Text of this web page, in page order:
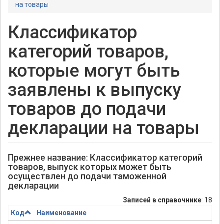
на товары
Классификатор
категорий товаров,
которые могут быть
заявлены к выпуску
товаров до подачи
декларации на товары
Прежнее название: Классификатор категорий
товаров, выпуск которых может быть
осуществлен до подачи таможенной
декларации
Записей в справочнике: 18
Код
Наименование